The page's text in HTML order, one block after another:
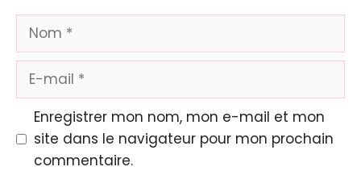
Nom
Enregistrer mon nom, mon e-mail et mon
site dans le navigateur pour mon prochain
commentaire.